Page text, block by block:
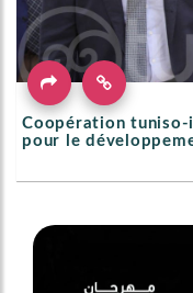
Coopération tuniso-
pour le